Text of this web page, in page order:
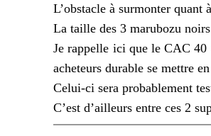
L’obstacle à surmonter quant
La taille des 3 marubozu
Je rappelle ici que le CAC 40
acheteurs durable se mettre
Celui-ci sera probablement
C’est d’ailleurs entre ces 2